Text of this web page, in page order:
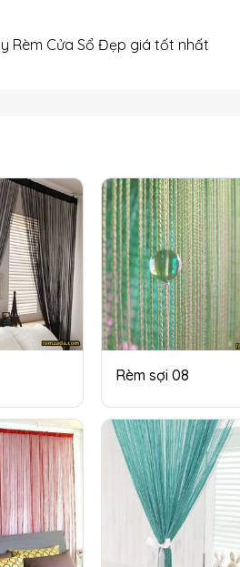
Rèm Cửa Sổ Đẹp giá tốt nhất
Rèm sợi 08